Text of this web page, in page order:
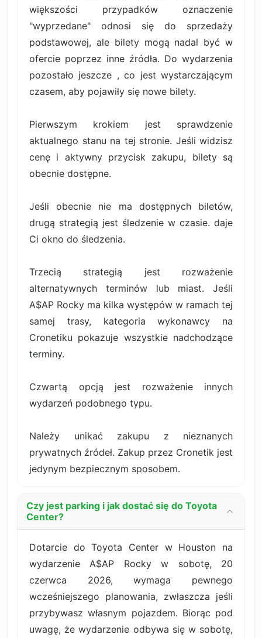
większości przypadków oznaczenie
"wyprzedane" odnosi się do sprzedaży
podstawowej, ale bilety mogą nadal być w
ofercie poprzez inne źródła. Do wydarzenia
pozostało jeszcze , co jest wystarczającym
czasem, aby pojawiły się nowe bilety.
Pierwszym krokiem jest sprawdzenie
aktualnego stanu na tej stronie. Jeśli widzisz
cenę i aktywny przycisk zakupu, bilety są
obecnie dostępne.
Jeśli obecnie nie ma dostępnych biletów,
drugą strategią jest śledzenie w czasie. daje
Ci okno do śledzenia.
Trzecią strategią jest rozważenie
alternatywnych terminów lub miast. Jeśli
A$AP Rocky ma kilka występów w ramach tej
samej trasy, kategoria wykonawcy na
Cronetiku pokazuje wszystkie nadchodzące
terminy.
Czwartą opcją jest rozważenie innych
wydarzeń podobnego typu.
Należy unikać zakupu z nieznanych
prywatnych źródeł. Zakup przez Cronetik jest
jedynym bezpiecznym sposobem.
Czy jest parking i jak dostać się do Toyota
Center?
Dotarcie do Toyota Center w Houston na
wydarzenie A$AP Rocky w sobotę, 20
czerwca 2026, wymaga pewnego
wcześniejszego planowania, zwłaszcza jeśli
przybywasz własnym pojazdem. Biorąc pod
uwagę, że wydarzenie odbywa się w sobotę,